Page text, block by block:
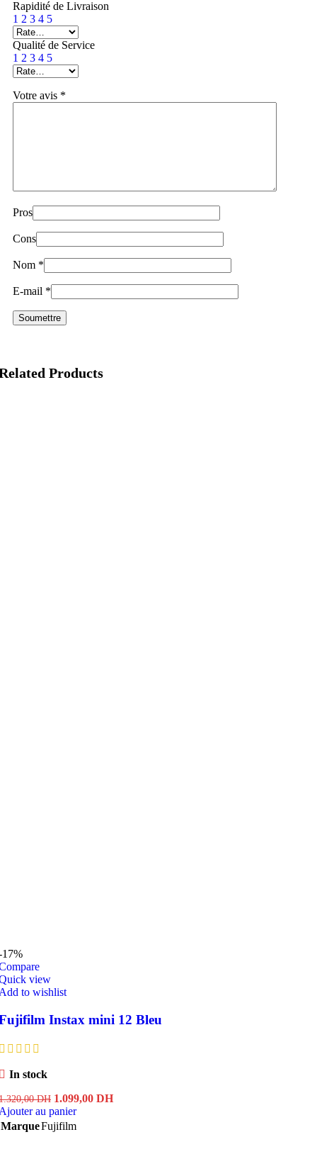
Rapidité de Livraison
1 2 3 4 5
Qualité de Service
1 2 3 4 5
Votre avis *
Pros
Cons
Nom *
E-mail *
Products
17%
view
to wishlist
Instax mini 12 Bleu
In stock
DH Le
prix
initial
était :
1.099,00 DHLe
au panier
MarqueFujifilm